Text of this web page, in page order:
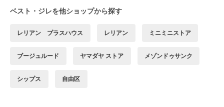
ベスト・ジレを他ショップから探す
レリアン プラスハウス レリアン ミニミニストア
ブージュルード ヤマダヤ ストア メゾンドゥサンク
シップス 自由区